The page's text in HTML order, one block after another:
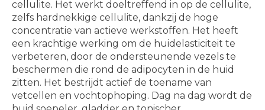
cellulite. Het werkt doeltreffend in op de cellulite,
zelfs hardnekkige cellulite, dankzij de hoge
concentratie van actieve werkstoffen. Het heeft
een krachtige werking om de huidelasticiteit te
verbeteren, door de ondersteunende vezels te
beschermen die rond de adipocyten in de huid
zitten. Het bestrijdt actief de toename van
vetcellen en vochtophoping. Dag na dag wordt de